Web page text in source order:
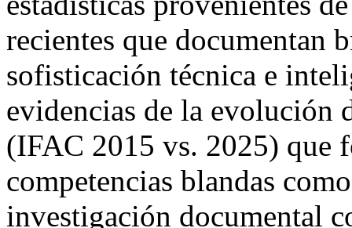
recientes que documentan
sofisticación técnica e
evidencias de la evolución
(IFAC 2015 vs. 2025) que
competencias blandas
investigación documental